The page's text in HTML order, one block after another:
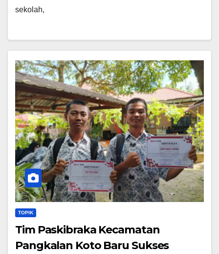
sekolah,
TOPIK
Tim Paskibraka Kecamatan
Pangkalan Koto Baru Sukses